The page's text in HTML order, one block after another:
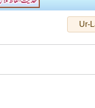
Ur-